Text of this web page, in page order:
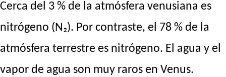
Cerca del 3 % de la atmósfera venusiana es
nitrógeno (N₂). Por contraste, el 78 % de la
atmósfera terrestre es nitrógeno. El agua y el
vapor de agua son muy raros en Venus.